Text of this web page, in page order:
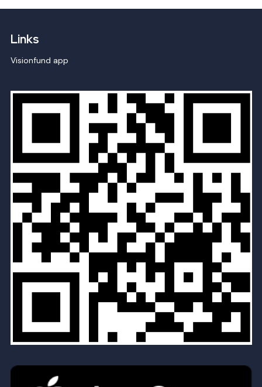
Links
Visionfund app